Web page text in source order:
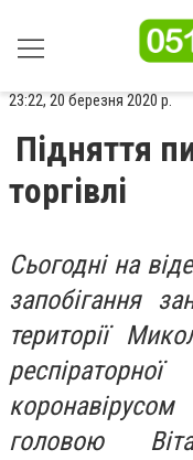
23:22, 20 березня 2020 р.
Підняття
торгівлі
Сьогодні на
запобігання
території
головою